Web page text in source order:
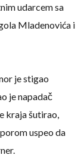
udarcem sa
Mladenovića i
je stigao
je napadač
kraja šutirao,
uspeo da